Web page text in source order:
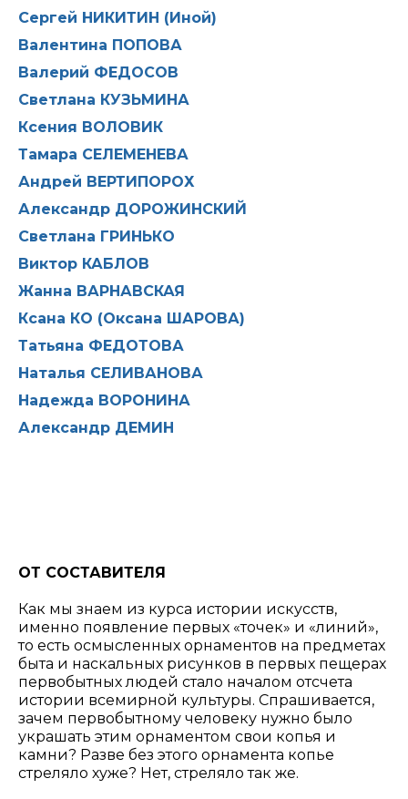
Сергей НИКИТИН (Иной)
Валентина ПОПОВА
Валерий ФЕДОСОВ
Светлана КУЗЬМИНА
Ксения ВОЛОВИК
Тамара СЕЛЕМЕНЕВА
Андрей ВЕРТИПОРОХ
Александр ДОРОЖИНСКИЙ
Светлана ГРИНЬКО
Виктор КАБЛОВ
Жанна ВАРНАВСКАЯ
Ксана КО (Оксана ШАРОВА)
Татьяна ФЕДОТОВА
Наталья СЕЛИВАНОВА
Надежда ВОРОНИНА
Александр ДЕМИН
ОТ СОСТАВИТЕЛЯ
Как мы знаем из курса истории искусств,
именно появление первых «точек» и «линий»,
то есть осмысленных орнаментов на предметах
быта и наскальных рисунков в первых пещерах
первобытных людей стало началом отсчета
истории всемирной культуры. Спрашивается,
зачем первобытному человеку нужно было
украшать этим орнаментом свои копья и
камни? Разве без этого орнамента копье
стреляло хуже? Нет, стреляло так же.